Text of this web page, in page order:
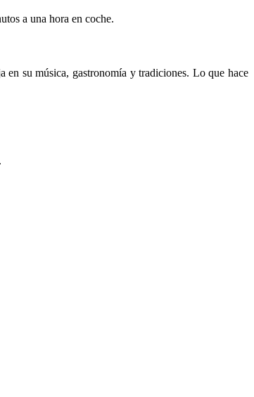
a una hora en coche.
su música, gastronomía y tradiciones. Lo que hace